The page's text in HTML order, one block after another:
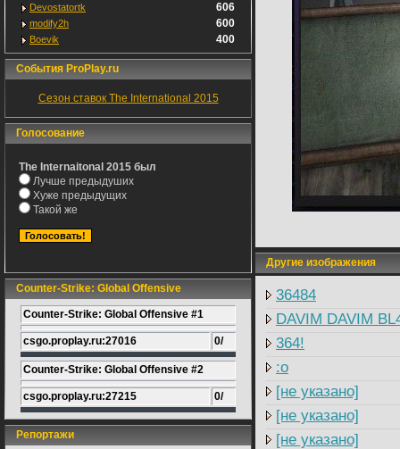
Devostatortk 606
modify2h 600
Boevik 400
События ProPlay.ru
Сезон ставок The International 2015
Голосование
The Internaitonal 2015 был
Лучше предыдуших
Хуже предыдущих
Такой же
Counter-Strike: Global Offensive
Counter-Strike: Global Offensive #1
csgo.proplay.ru:27016 0/
Counter-Strike: Global Offensive #2
csgo.proplay.ru:27215 0/
Репортажи
Другие изображения
36484
DAVIM DAVIM
364!
:o
[не указано]
[не указано]
[не указано]